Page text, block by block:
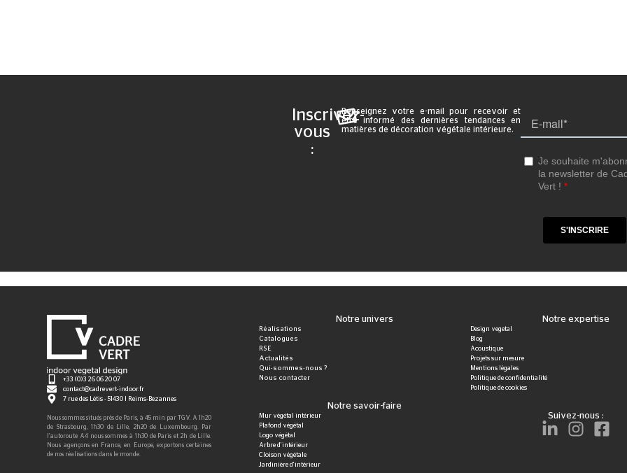
Inscrivez-
vous
:
Renseignez votre e-mail pour recevoir et
être informé des dernières tendances en
matières de décoration végétale intérieure.
+33 (0)3 26 06 20 07
contact@cadrevert-indoor.fr
7 rue des Létis - 51430 | Reims-Bezannes
Nous sommes situés près de Paris, à 45 min par TGV. A 1h20
de Strasbourg, 1h30 de Lille, 2h20 de Luxembourg. Par
l’autoroute A4 nous sommes à 1h30 de Paris et 2h de Lille.
Nous agençons en France, en Europe, exportons certaines
de nos réalisations dans le monde.
Notre univers
Réalisations
Catalogues
RSE
Actualités
Qui-sommes-nous ?
Nous contacter
Notre savoir-faire
Mur végétal intérieur
Plafond végétal
Logo végétal
Arbre d'intérieur
Cloison végétale
Jardinière d'intérieur
Notre expertise
Design vegetal
Blog
Acoustique
Projets sur mesure
Mentions légales
Politique de confidentialité
Politique de cookies
Suivez-nous :